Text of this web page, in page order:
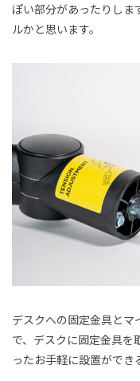
ぽい部分があったりし
ルかと思います。
デスクへの固定金具とマ
で、デスクに固定金具を
ったお手軽に設置ができ